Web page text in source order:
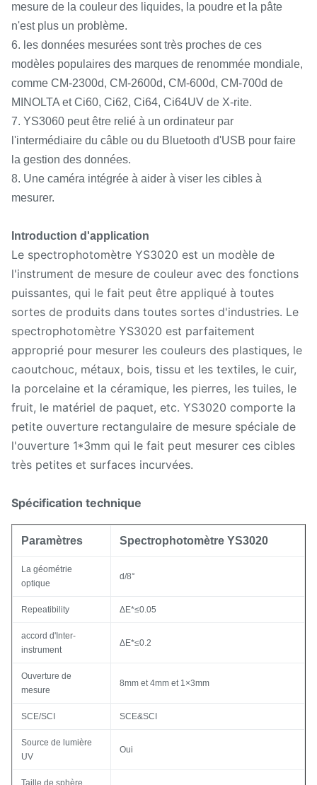
mesure de la couleur des liquides, la poudre et la pâte
n'est plus un problème.
6. les données mesurées sont très proches de ces
modèles populaires des marques de renommée mondiale,
comme CM-2300d, CM-2600d, CM-600d, CM-700d de
MINOLTA et Ci60, Ci62, Ci64, Ci64UV de X-rite.
7. YS3060 peut être relié à un ordinateur par
l'intermédiaire du câble ou du Bluetooth d'USB pour faire
la gestion des données.
8. Une caméra intégrée à aider à viser les cibles à
mesurer.
Introduction d'application
Le spectrophotomètre YS3020 est un modèle de
l'instrument de mesure de couleur avec des fonctions
puissantes, qui le fait peut être appliqué à toutes
sortes de produits dans toutes sortes d'industries. Le
spectrophotomètre YS3020 est parfaitement
approprié pour mesurer les couleurs des plastiques, le
caoutchouc, métaux, bois, tissu et les textiles, le cuir,
la porcelaine et la céramique, les pierres, les tuiles, le
fruit, le matériel de paquet, etc. YS3020 comporte la
petite ouverture rectangulaire de mesure spéciale de
l'ouverture 1*3mm qui le fait peut mesurer ces cibles
très petites et surfaces incurvées.
Spécification technique
Paramètres Spectrophotomètre YS3020
La géométrie
optique
d/8°
Repeatibility ΔE*≤0.05
accord d'Inter-
instrument
ΔE*≤0.2
Ouverture de
mesure
8mm et 4mm et 1×3mm
SCE/SCI SCE&SCI
Source de lumière
UV
Oui
Taille de sphère